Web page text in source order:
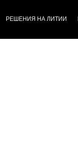
РЕШЕНИЯ НА ЛИТИИ